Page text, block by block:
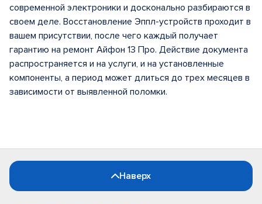
современной электроники и досконально разбираются в
своем деле. Восстановление Эппл-устройств проходит в
вашем присутствии, после чего каждый получает
гарантию на ремонт Айфон 13 Про. Действие документа
распространяется и на услуги, и на установленные
компоненты, а период может длиться до трех месяцев в
зависимости от выявленной поломки.
Наверх